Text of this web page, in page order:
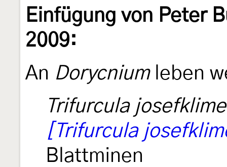
Einfügung von Peter
2009:
An Dorycniumleben
Trifurcula
[Trifurcula
Blattminen